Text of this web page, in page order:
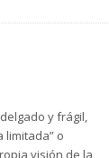
y frágil,
limitada” o
visión de la